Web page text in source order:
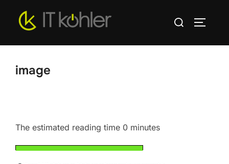
Inhalt
Suchen
image
The estimated reading time 0 minutes